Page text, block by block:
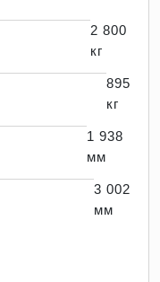
2 800
кг
895
кг
1 938
мм
3 002
мм